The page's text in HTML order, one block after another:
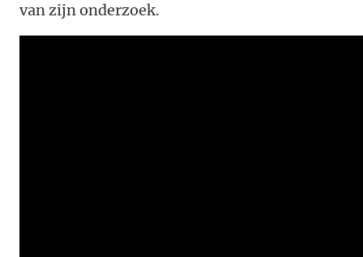
van zijn onderzoek.